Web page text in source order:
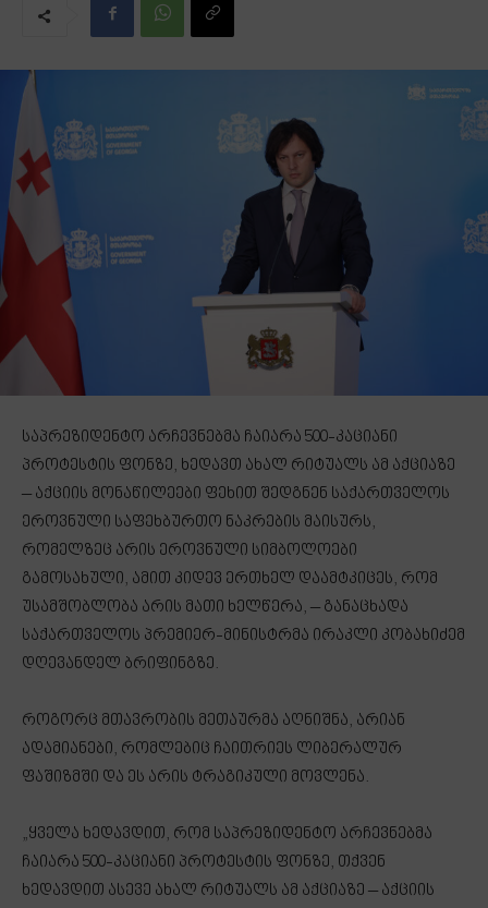
საპრეზიდენტო არჩევნებმა ჩაიარა 500-კაციანი
პროტესტის ფონზე, ხედავთ ახალ რიტუალს ამ აქციაზე
– აქციის მონაწილეები ფეხით შედგნენ საქართველოს
ეროვნული საფეხბურთო ნაკრების მაისურს,
რომელზეც არის ეროვნული სიმბოლოები
გამოსახული, ამით კიდევ ერთხელ დაამტკიცეს, რომ
უსამშობლობა არის მათი ხელწერა, – განაცხადა
საქართველოს პრემიერ-მინისტრმა ირაკლი კობახიძემ
დღევანდელ ბრიფინგზე.
როგორც მთავრობის მეთაურმა აღნიშნა, არიან
ადამიანები, რომლებიც ჩაითრიეს ლიბერალურ
ფაშიზმში და ეს არის ტრაგიკული მოვლენა.
„ყველა ხედავდით, რომ საპრეზიდენტო არჩევნებმა
ჩაიარა 500-კაციანი პროტესტის ფონზე, თქვენ
ხედავდით ასევე ახალ რიტუალს ამ აქციაზე – აქციის